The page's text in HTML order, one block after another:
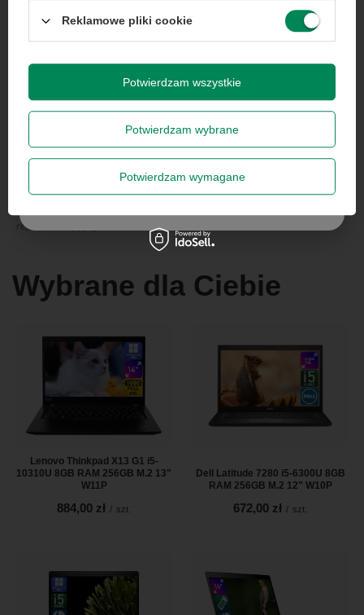
Zdjęcia w galerii mają charakter poglądowy, chyba że wskazano na
reprezentację jego możliwości technologicznych.
Wybrane dla Ciebie
Lenovo Thinkpad X13 G1 i5-
10310U 8GB RAM 256GB M.2 13"
W11P
884,00 zł / szt.
Dell Latitude 7280 i5-6300U 8GB
RAM 256GB M.2 12" W10P
672,00 zł / szt.
obejmuje zamówień hurtowych.
na potrzeby newslettera. Więcej wpolityce
Zapisz się
Reklamowe pliki cookie
Potwierdzam wybrane
Potwierdzam wymagane
Potwierdzam wszystkie